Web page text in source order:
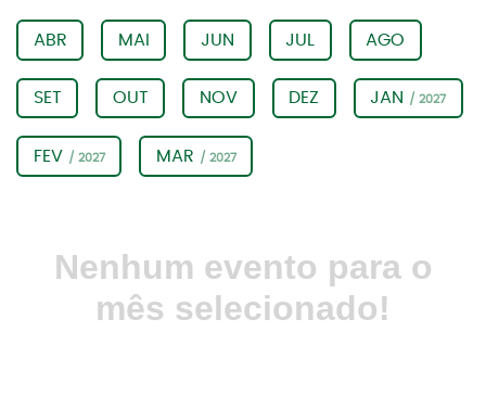
ABR MAI JUN JUL AGO
SET OUT NOV DEZ JAN / 2027
FEV / 2027 MAR / 2027
Nenhum evento para o
mês selecionado!